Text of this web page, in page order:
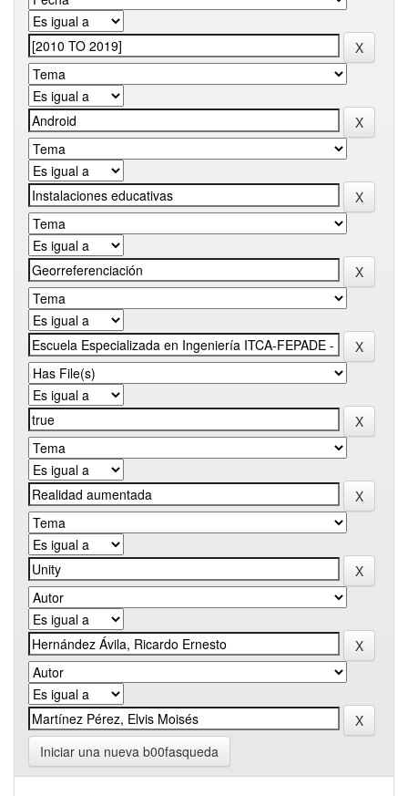
Iniciar una nueva b00fasqueda